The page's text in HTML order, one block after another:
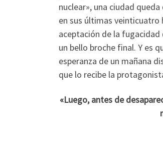
nuclear», una ciudad
en sus últimas
aceptación de la
un bello broche final. Y es
esperanza de un mañana
que lo recibe la
«Luego, antes de